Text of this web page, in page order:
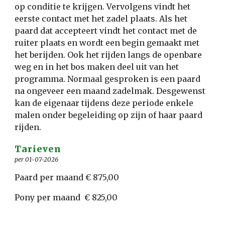
op conditie te krijgen. Vervolgens vindt het
eerste contact met het zadel plaats. Als het
paard dat accepteert vindt het contact met de
ruiter plaats en wordt een begin gemaakt met
het berijden. Ook het rijden langs de openbare
weg en in het bos maken deel uit van het
programma. Normaal gesproken is een paard
na ongeveer een maand zadelmak. Desgewenst
kan de eigenaar tijdens deze periode enkele
malen onder begeleiding op zijn of haar paard
rijden.
Tarieven
per 01-07-2026
Paard per maand € 875,00
Pony per maand € 825,00